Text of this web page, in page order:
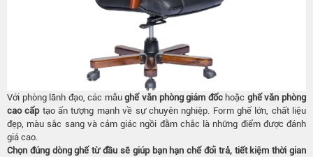
Với phòng lãnh đạo, các mẫughế văn phòng giám đốchoặc ghế văn phòng
cao cấptạo ấn tượng mạnh về sự chuyên nghiệp. Form ghế lớn, chất liệu
đẹp, màu sắc sang và cảm giác ngồi đằm chắc là những điểm được đánh
giá cao.
Chọn đúng dòng ghế từ đầu sẽ giúp bạn hạn chế đổi trả, tiết kiệm thời gian